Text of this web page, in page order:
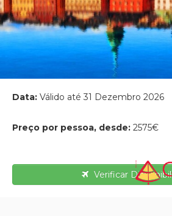
Data: Válido até 31 Dezembro 2026
Preço por pessoa, desde: 2575€
Verificar